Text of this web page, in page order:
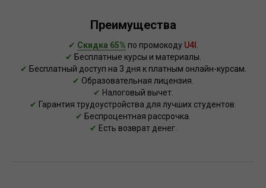
Преимущества
✔ Скидка 65% по промокоду U4I
✔ Бесплатные курсы и материалы.
✔ Бесплатный доступ на 3 дня к платным онлайн-курсам.
✔ Образовательная лицензия.
✔ Налоговый вычет.
✔ Гарантия трудоустройства для лучших студентов.
✔ Беспроцентная рассрочка.
✔ Есть возврат денег.